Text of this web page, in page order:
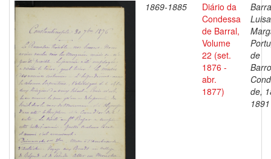
1869-1885
Diário da
Condessa
de Barral,
Volume
22 (set.
1876 -
abr.
1877)
Luisa
de
de,
1891